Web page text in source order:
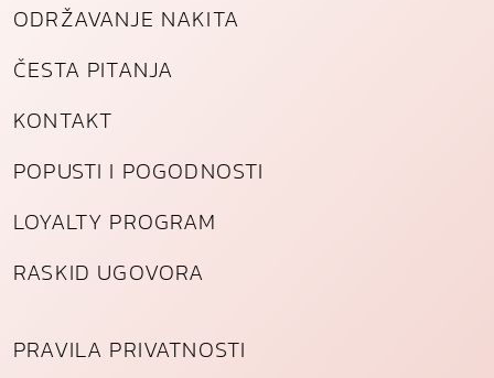
i
č
i
n
ODRŽAVANJE NAKITA
ČESTA PITANJA
KONTAKT
POPUSTI I POGODNOSTI
LOYALTY PROGRAM
RASKID UGOVORA
PRAVILA PRIVATNOSTI